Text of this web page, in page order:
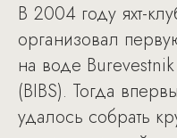
В 2004 году яхт-
организовал
на воде
(BIBS). Тогда
удалось собрать